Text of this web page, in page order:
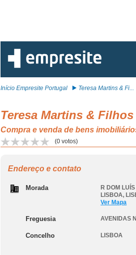
Início Empresite Portugal Teresa Martins & Fi...
Teresa Martins &
Compra e venda de bens
(0 votos)
Endereço e contato
Morada R DOM
LISBOA,
Ver Mapa
Freguesia AVENIDAS
Concelho LISBOA